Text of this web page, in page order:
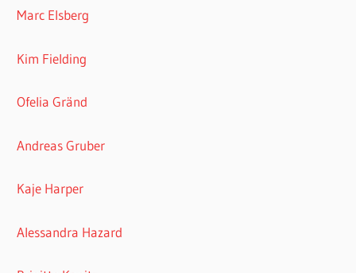
Marc Elsberg
Kim Fielding
Ofelia Gränd
Andreas Gruber
Kaje Harper
Alessandra Hazard